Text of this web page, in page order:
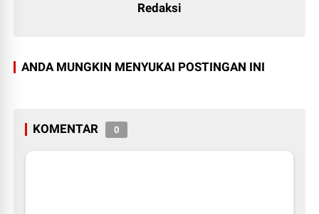
Redaksi
ANDA MUNGKIN MENYUKAI POSTINGAN INI
KOMENTAR 0